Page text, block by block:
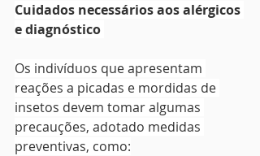
Cuidados necessários aos alérgicos
e diagnóstico
Os indivíduos que apresentam
reações a picadas e mordidas de
insetos devem tomar algumas
precauções, adotado medidas
preventivas, como: